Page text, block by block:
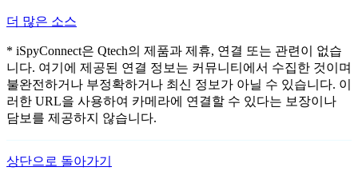
더 많은 소스
* iSpyConnect은 Qtech의 제품과 제휴, 연결 또는 관련이 없습
니다. 여기에 제공된 연결 정보는 커뮤니티에서 수집한 것이며
불완전하거나 부정확하거나 최신 정보가 아닐 수 있습니다. 이
러한 URL을 사용하여 카메라에 연결할 수 있다는 보장이나
담보를 제공하지 않습니다.
상단으로 돌아가기